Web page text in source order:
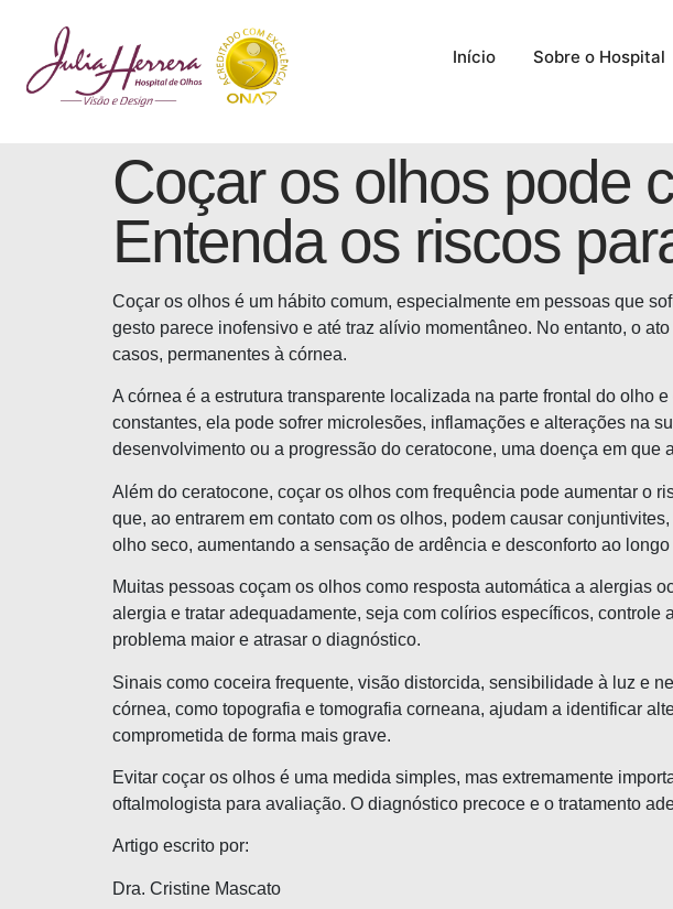
Início Sobre o Hospital
Coçar os olhos pode
Entenda os riscos
Coçar os olhos é um hábito comum, especialmente em pessoas que
gesto parece inofensivo e até traz alívio momentâneo. No entanto, o
casos, permanentes à córnea.
A córnea é a estrutura transparente localizada na parte frontal do olho
constantes, ela pode sofrer microlesões, inflamações e alterações na
desenvolvimento ou a progressão do ceratocone, uma doença em
Além do ceratocone, coçar os olhos com frequência pode aumentar o
que, ao entrarem em contato com os olhos, podem causar
olho seco, aumentando a sensação de ardência e desconforto ao longo
Muitas pessoas coçam os olhos como resposta automática a alergias
alergia e tratar adequadamente, seja com colírios específicos,
problema maior e atrasar o diagnóstico.
Sinais como coceira frequente, visão distorcida, sensibilidade à luz e
córnea, como topografia e tomografia corneana, ajudam a identificar
comprometida de forma mais grave.
Evitar coçar os olhos é uma medida simples, mas extremamente
oftalmologista para avaliação. O diagnóstico precoce e o tratamento
Artigo escrito por:
Dra. Cristine Mascato